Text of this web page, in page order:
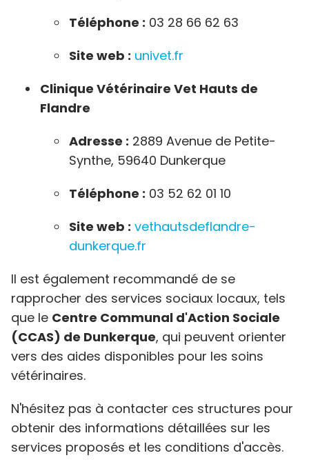
Téléphone : 03 28 66 62 63
Site web : univet.fr
Clinique Vétérinaire Vet Hauts de
Flandre
Adresse : 2889 Avenue de Petite-
Synthe, 59640 Dunkerque
Téléphone : 03 52 62 01 10
Site web : vethautsdeflandre-
dunkerque.fr
Il est également recommandé de se
rapprocher des services sociaux locaux, tels
que le Centre Communal d'Action Sociale
(CCAS) de Dunkerque, qui peuvent orienter
vers des aides disponibles pour les soins
vétérinaires.​
N'hésitez pas à contacter ces structures pour
obtenir des informations détaillées sur les
services proposés et les conditions d'accès.